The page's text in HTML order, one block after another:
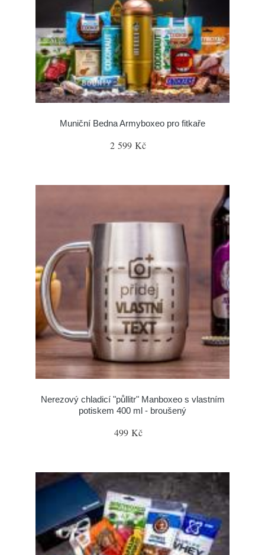
Muniční Bedna Armyboxeo pro fitkaře
2 599 Kč
Nerezový chladicí "půllitr" Manboxeo s vlastním
potiskem 400 ml - broušený
499 Kč